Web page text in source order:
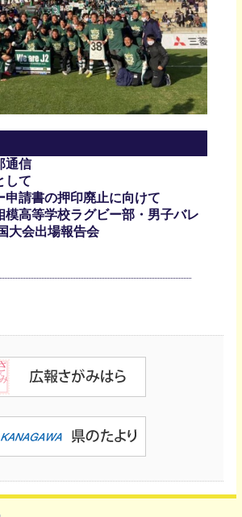
通信
して
申請書の押印廃止に向けて
模高等学校ラグビー部・男子バレ
大会出場報告会